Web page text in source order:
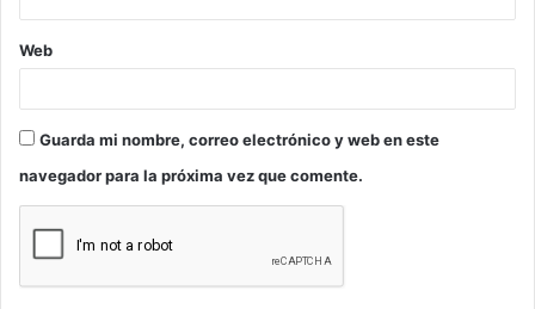
Web
Guarda mi nombre, correo electrónico y web en este
navegador para la próxima vez que comente.